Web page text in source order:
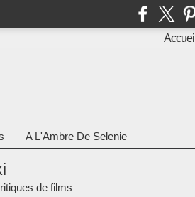
Accueil
A L'Ambre De Selenie
de films